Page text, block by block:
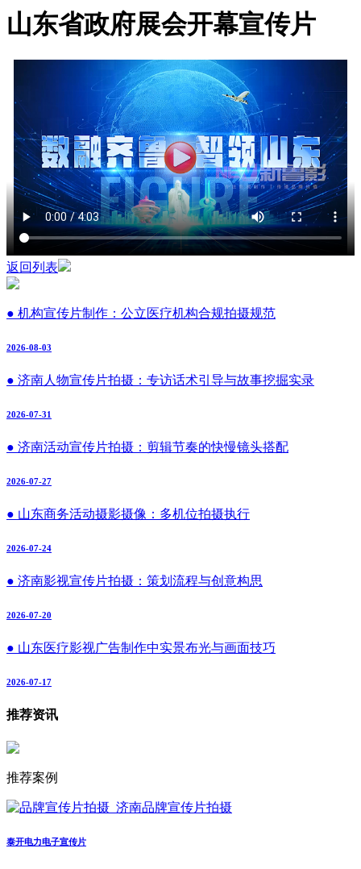
山东省政府展会开幕宣传片
返回列表
● 机构宣传片制作：公立医疗机构合规拍摄规范
2026-08-03
● 济南人物宣传片拍摄：专访话术引导与故事挖掘实录
2026-07-31
● 济南活动宣传片拍摄：剪辑节奏的快慢镜头搭配
2026-07-27
● 山东商务活动摄影摄像：多机位拍摄执行
2026-07-24
● 济南影视宣传片拍摄：策划流程与创意构思
2026-07-20
● 山东医疗影视广告制作中实景布光与画面技巧
2026-07-17
推荐资讯
推荐案例
泰开电力电子宣传片